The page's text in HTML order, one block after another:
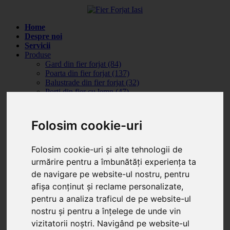
Folosim cookie-uri
Folosim cookie-uri și alte tehnologii de
urmărire pentru a îmbunătăți experiența ta
de navigare pe website-ul nostru, pentru
afișa conținut și reclame personalizate,
pentru a analiza traficul de pe website-ul
nostru și pentru a înțelege de unde vin
vizitatorii noștri. Navigând pe website-ul
Home
Despre noi
Servicii
Produse
Gard din fier forjat (84)
Poarta din fier forjat (137)
Balustrade din fier forjat (32)
Porti din fier cu lemn (47)
Porti batante (4)
Porti culisante (3)
Articole
Info Structuri (3)
Portofoliu
Portofoliu complet
Prezentare portofoliu
Husi - Vaslui - Gard din fier forjat si lemn
Vatra Dornei - Gard din fier forjat G005
Targu Frumos - Porti si gard din fier forjat